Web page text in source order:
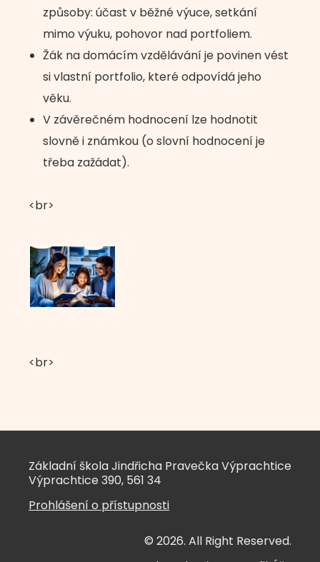
způsoby: účast v běžné výuce, setkání
mimo výuku, pohovor nad portfoliem.
Žák na domácím vzdělávání je povinen vést
si vlastní portfolio, které odpovídá jeho
věku.
V závěrečném hodnocení lze hodnotit
slovně i známkou (o slovní hodnocení je
třeba zažádat).
<br>
<br>
Základní škola Jindřicha Pravečka Výprachtice
Výprachtice 390, 561 34
Prohlášení o přístupnosti
© 2026. All Right Reserved.